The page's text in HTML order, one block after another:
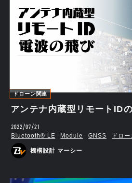
ドローン関連
アンテナ内蔵型リモートID
2022/07/21
Bluetooth®︎ LE Module GNSS ドロー
機構設計 マーシー